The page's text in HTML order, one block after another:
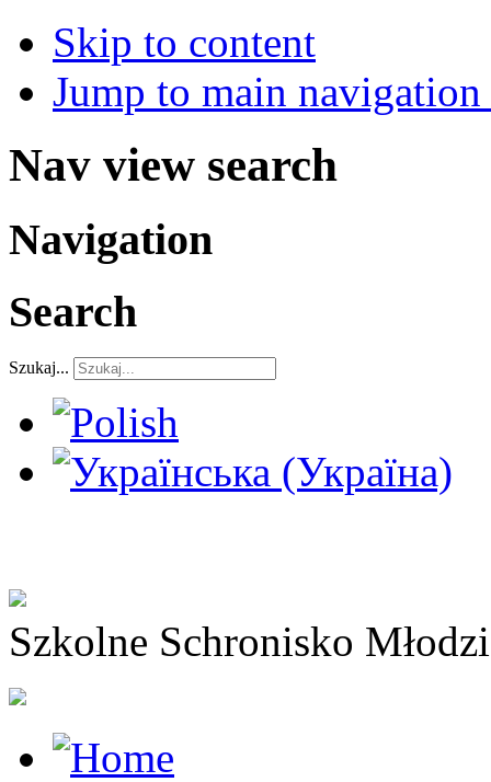
Skip to content
Jump to main
Nav view search
Navigation
Search
Szukaj...
Szkolne Schronisko